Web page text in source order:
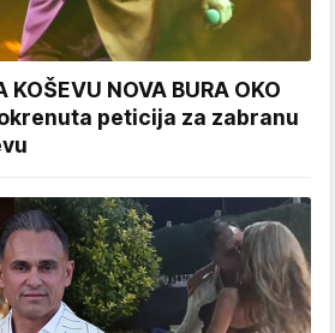
KOŠEVU NOVA BURA OKO
peticija za zabranu